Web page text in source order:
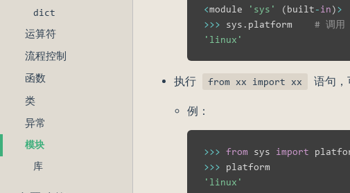
dict
运算符
流程控制
函数
类
异常
模块
库
<module 'sys' (built-in)>
>>> sys . platform # 调用
'linux'
执行 from xx import xx 语句，
例：
>>> from sys import
>>>
'linux'